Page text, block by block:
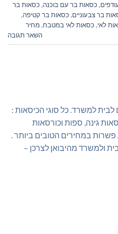
, כסאות בר עם בוכנה, כסאות בר
בר צבעוניים, כסאות בר קטיפה,
לאי, כסאות לאי במטבח, מחיר
השאר תגובה
למשרד. כל סוגי הכיסאות :
גינה, ספות וכורסאות
פשרות במחירים הטובים ביותר .
ולמשרד מהיבואן לצרכן –